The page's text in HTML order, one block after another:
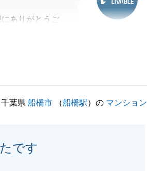
ありがとうご
社の対応にご
千葉県船橋市 （船橋駅）の マンション
です